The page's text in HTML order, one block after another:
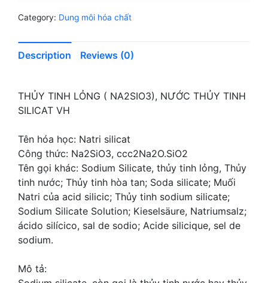
Category: Dung môi hóa chất
Description Reviews (0)
THỦY TINH LỎNG ( NA2SIO3), NƯỚC THỦY TINH
SILICAT VH
Tên hóa học: Natri silicat
Công thức: Na2SiO3, ccc2Na2O.SiO2
Tên gọi khác: Sodium Silicate, thủy tinh lỏng, Thủy
tinh nước; Thủy tinh hòa tan; Soda silicate; Muối
Natri của acid silicic; Thủy tinh sodium silicate;
Sodium Silicate Solution; Kieselsäure, Natriumsalz;
ácido silícico, sal de sodio; Acide silicique, sel de
sodium.
Mô tả: